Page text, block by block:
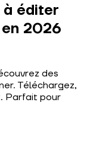
à éditer
2026
des
Téléchargez,
Parfait pour